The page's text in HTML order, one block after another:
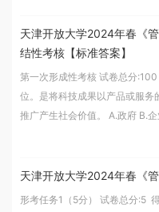
天津开放大学2024年春《
结性考核【标准答案】
第一次形成性考核 试卷总分
位。是将科技成果以产品或服务
推广产生社会价值。 A.政府 B.
天津开放大学2024年春《
形考任务1（5分） 试卷总分:5